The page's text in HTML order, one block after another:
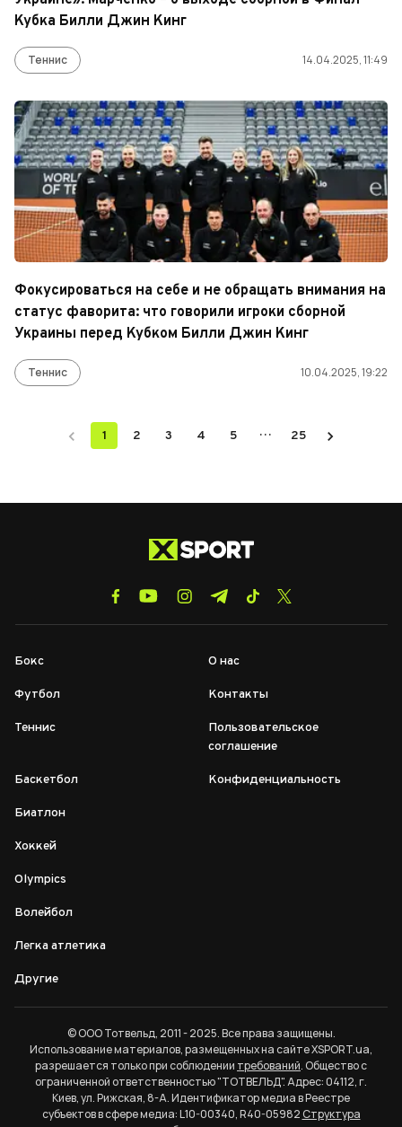
Кубка Билли Джин Кинг
Теннис 14.04.2025, 11:49
Фокусироваться на себе и не обращать внимания на
статус фаворита: что говорили игроки сборной
Украины перед Кубком Билли Джин Кинг
Теннис 10.04.2025, 19:22
1 2 3 4 5 … 25
Бокс
Футбол
Теннис
Баскетбол
Биатлон
Хоккей
Olympics
Волейбол
Легка атлетика
Другие
О нас
Контакты
Пользовательское
соглашение
Конфиденциальность
© ООО Тотвельд, 2011 - 2025. Все права защищены.
Использование материалов, размещенных на сайте XSPORT.ua,
разрешается только при соблюдении требований. Общество с
ограниченной ответственностью "ТОТВЕЛЬД". Адрес: 04112, г.
Киев, ул. Рижская, 8-А. Идентификатор медиа в Реестре
субъектов в сфере медиа: L10-00340, R40-05982Структура